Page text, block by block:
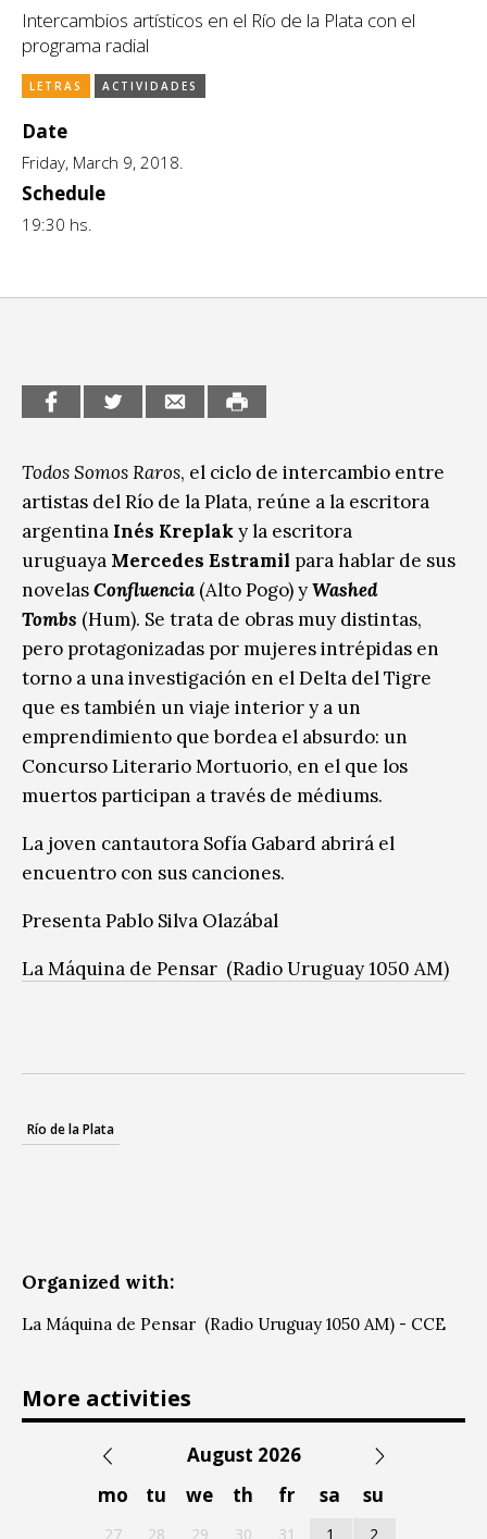
CCE en el interior/libros
Espacio itinerante de lectura infantil
Exposiciones
Formación
Género y Diversidad
Infantil y Juvenil
Letras
Intercambios artísticos en el Río de la Plata con el
programa radial
LETRAS ACTIVIDADES
Date
Friday, March 9, 2018.
Schedule
19:30 hs.
Todos Somos Raros, el ciclo de intercambio entre
artistas del Río de la Plata, reúne a la escritora
argentina Inés Kreplaky la escritora
uruguaya Mercedes Estramil para hablar de sus
novelasConfluencia (Alto Pogo) yWashed
Tombs (Hum). Se trata de obras muy distintas,
pero protagonizadas por mujeres intrépidas en
torno a una investigación en el Delta del Tigre
que es también un viaje interior y a un
emprendimiento que bordea el absurdo: un
Concurso Literario Mortuorio, en el que los
muertos participan a través de médiums.
La joven cantautora Sofía Gabard abrirá el
encuentro con sus canciones.
Presenta Pablo Silva Olazábal
La Máquina de Pensar (Radio Uruguay 1050 AM)
Río de la Plata
Organized with:
La Máquina de Pensar (Radio Uruguay 1050 AM) - CCE
More activities
August 2026
mo
tu we th fr sa su
27 28 29 30 31 1
2